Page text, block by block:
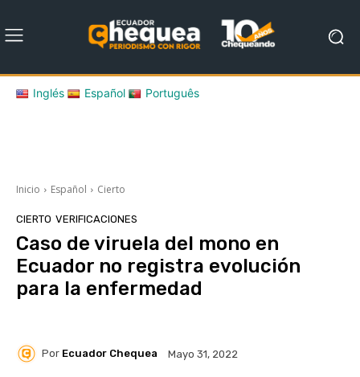
Inglés Español Português
Inicio Español Cierto
CIERTO VERIFICACIONES
Caso de viruela del mono en
Ecuador no registra evolución
para la enfermedad
Por Ecuador Chequea Mayo 31, 2022